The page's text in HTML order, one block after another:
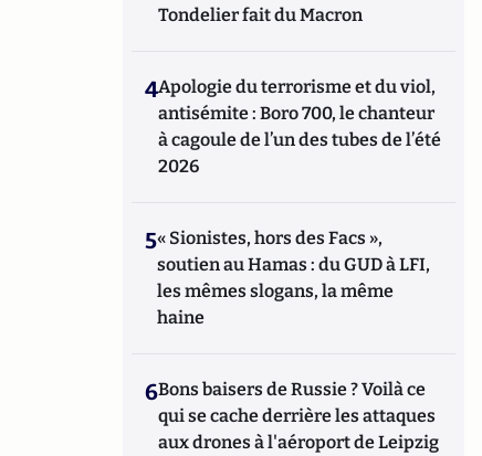
Tondelier fait du Macron
4Apologie du terrorisme et du viol,
antisémite : Boro 700, le chanteur
à cagoule de l’un des tubes de l’été
2026
5« Sionistes, hors des Facs »,
soutien au Hamas : du GUD à LFI,
les mêmes slogans, la même
haine
6Bons baisers de Russie ? Voilà ce
qui se cache derrière les attaques
aux drones à l'aéroport de Leipzig